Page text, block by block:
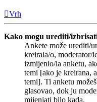
Vrh
Kako mogu urediti/
Ankete može urediti/
kreirala/o, moderator/
izmijenio/la anketu,
temi [ako je kreirana,
temi]. Ti anketu
glasovao, dok ju
mijenjati bilo kada.